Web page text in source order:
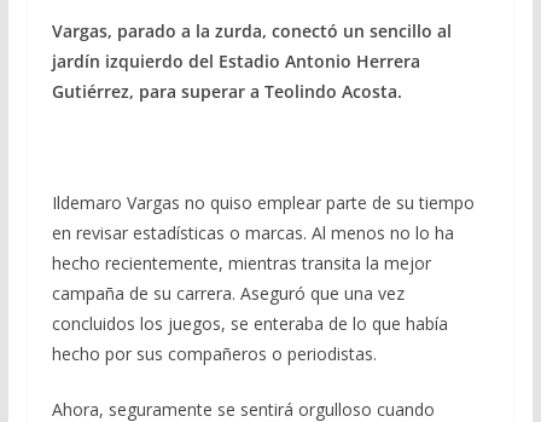
Vargas, parado a la zurda, conectó un sencillo al
jardín izquierdo del Estadio Antonio Herrera
Gutiérrez, para superar a Teolindo Acosta.
Ildemaro Vargas no quiso emplear parte de su tiempo
en revisar estadísticas o marcas. Al menos no lo ha
hecho recientemente, mientras transita la mejor
campaña de su carrera. Aseguró que una vez
concluidos los juegos, se enteraba de lo que había
hecho por sus compañeros o periodistas.
Ahora, seguramente se sentirá orgulloso cuando